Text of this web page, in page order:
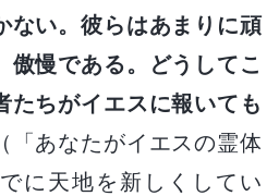
ない。彼らはあまりに頑
傲慢である。どうしてこ
たちがイエスに報いても
「あなたがイエスの霊体
に天地を新しくしてい